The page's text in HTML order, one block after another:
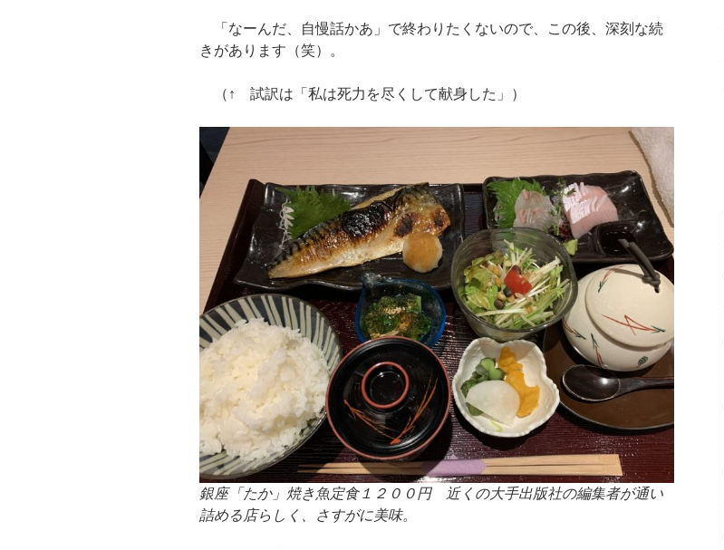
「なーんだ、自慢話かあ」で終わりたくないので、この後、深刻な続
きがあります（笑）。
（↑ 試訳は「私は死力を尽くして献身した」）
銀座「たか」焼き魚定食１２００円 近くの大手出版社の編集者が通い
詰める店らしく、さすがに美味。